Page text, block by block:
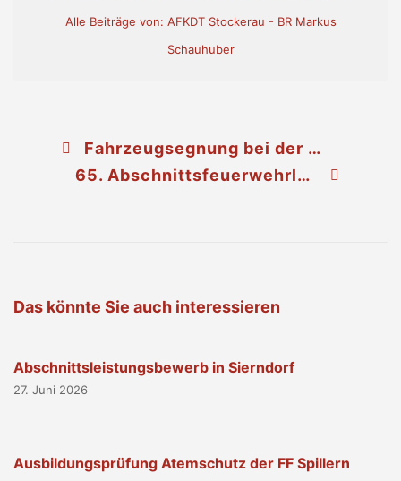
Alle Beiträge von: AFKDT Stockerau - BR Markus
Schauhuber
Fahrzeugsegnung bei der FF-Unterrohrbach
65. Abschnittsfeuerwehrleistungs- bewerb in Niederfellabrunn
Das könnte Sie auch interessieren
Abschnittsleistungsbewerb in Sierndorf
27. Juni 2026
Ausbildungsprüfung Atemschutz der FF Spillern